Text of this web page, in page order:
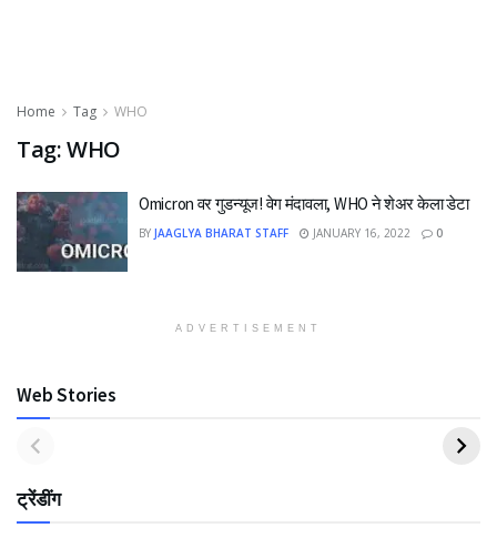
Home Tag WHO
Tag:WHO
Omicron वर गुडन्यूज! वेग मंदावला, WHO ने शेअर केला डेटा
BY JAAGLYA BHARAT STAFF JANUARY 16, 2022 0
ADVERTISEMENT
Web Stories
ट्रेंडींग